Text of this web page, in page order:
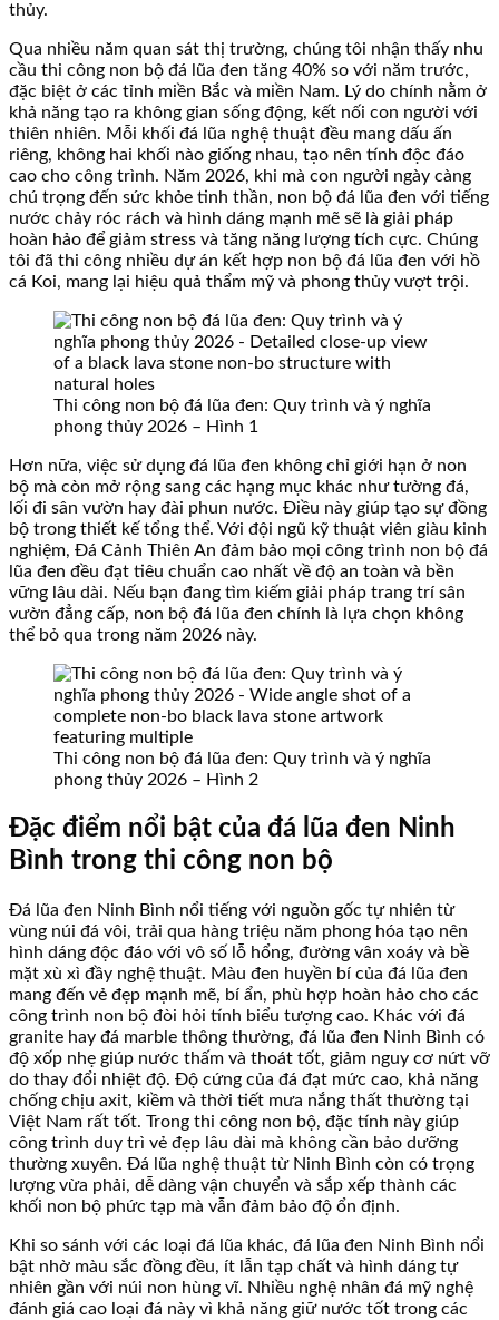
thủy.
Qua nhiều năm quan sát thị trường, chúng tôi nhận thấy nhu
cầu thi công non bộ đá lũa đen tăng 40% so với năm trước,
đặc biệt ở các tỉnh miền Bắc và miền Nam. Lý do chính nằm ở
khả năng tạo ra không gian sống động, kết nối con người với
thiên nhiên. Mỗi khối đá lũa nghệ thuật đều mang dấu ấn
riêng, không hai khối nào giống nhau, tạo nên tính độc đáo
cao cho công trình. Năm 2026, khi mà con người ngày càng
chú trọng đến sức khỏe tinh thần, non bộ đá lũa đen với tiếng
nước chảy róc rách và hình dáng mạnh mẽ sẽ là giải pháp
hoàn hảo để giảm stress và tăng năng lượng tích cực. Chúng
tôi đã thi công nhiều dự án kết hợp non bộ đá lũa đen với hồ
cá Koi, mang lại hiệu quả thẩm mỹ và phong thủy vượt trội.
Thi công non bộ đá lũa đen: Quy trình và ý nghĩa
phong thủy 2026 – Hình 1
Hơn nữa, việc sử dụng đá lũa đen không chỉ giới hạn ở non
bộ mà còn mở rộng sang các hạng mục khác như tường đá,
lối đi sân vườn hay đài phun nước. Điều này giúp tạo sự đồng
bộ trong thiết kế tổng thể. Với đội ngũ kỹ thuật viên giàu kinh
nghiệm, Đá Cảnh Thiên An đảm bảo mọi công trình non bộ đá
lũa đen đều đạt tiêu chuẩn cao nhất về độ an toàn và bền
vững lâu dài. Nếu bạn đang tìm kiếm giải pháp trang trí sân
vườn đẳng cấp, non bộ đá lũa đen chính là lựa chọn không
thể bỏ qua trong năm 2026 này.
Thi công non bộ đá lũa đen: Quy trình và ý nghĩa
phong thủy 2026 – Hình 2
Đặc điểm nổi bật của đá lũa đen Ninh
Bình trong thi công non bộ
Đá lũa đen Ninh Bình nổi tiếng với nguồn gốc tự nhiên từ
vùng núi đá vôi, trải qua hàng triệu năm phong hóa tạo nên
hình dáng độc đáo với vô số lỗ hổng, đường vân xoáy và bề
mặt xù xì đầy nghệ thuật. Màu đen huyền bí của đá lũa đen
mang đến vẻ đẹp mạnh mẽ, bí ẩn, phù hợp hoàn hảo cho các
công trình non bộ đòi hỏi tính biểu tượng cao. Khác với đá
granite hay đá marble thông thường, đá lũa đen Ninh Bình có
độ xốp nhẹ giúp nước thấm và thoát tốt, giảm nguy cơ nứt vỡ
do thay đổi nhiệt độ. Độ cứng của đá đạt mức cao, khả năng
chống chịu axit, kiềm và thời tiết mưa nắng thất thường tại
Việt Nam rất tốt. Trong thi công non bộ, đặc tính này giúp
công trình duy trì vẻ đẹp lâu dài mà không cần bảo dưỡng
thường xuyên. Đá lũa nghệ thuật từ Ninh Bình còn có trọng
lượng vừa phải, dễ dàng vận chuyển và sắp xếp thành các
khối non bộ phức tạp mà vẫn đảm bảo độ ổn định.
Khi so sánh với các loại đá lũa khác, đá lũa đen Ninh Bình nổi
bật nhờ màu sắc đồng đều, ít lẫn tạp chất và hình dáng tự
nhiên gần với núi non hùng vĩ. Nhiều nghệ nhân đá mỹ nghệ
đánh giá cao loại đá này vì khả năng giữ nước tốt trong các